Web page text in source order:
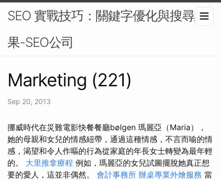
SEO 實戰技巧：關鍵字優化與搜尋結
果-SEO公司
Marketing (221)
Sep 20, 2013
挪威時代在災難電影快餐餐廳bølgen 瑪麗亞（Maria），
她的母親和女兒的情感紐帶，通過這種情感，不言而喻的情
感，渴望和令人作嘔的行為從家庭的年長女士轉變為最年輕
的。 大里推拿療程 例如，瑪麗亞的女兒試圖擺脫她真正想
要的愛人，這並非偶然。 會計事務所 辦桌專業外燴服務 當